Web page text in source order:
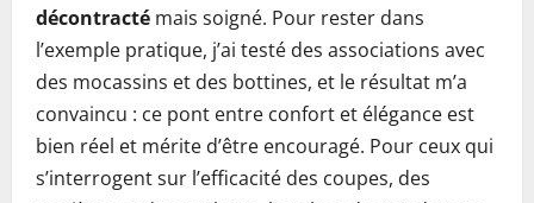
décontracté mais soigné. Pour rester dans
l’exemple pratique, j’ai testé des associations avec
des mocassins et des bottines, et le résultat m’a
convaincu : ce pont entre confort et élégance est
bien réel et mérite d’être encouragé. Pour ceux qui
s’interrogent sur l’efficacité des coupes, des